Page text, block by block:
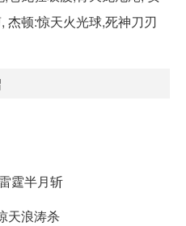
杰顿:惊天火光球,死神刀刃
霆半月斩
天浪涛杀